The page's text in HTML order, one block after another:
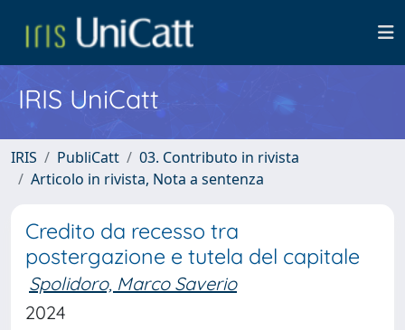
IRIS UniCatt
IRIS PubliCatt
03. Contributo in rivista
Articolo in rivista, Nota a sentenza
Credito da recesso tra
postergazione e tutela del capitale
Spolidoro, Marco Saverio
2024